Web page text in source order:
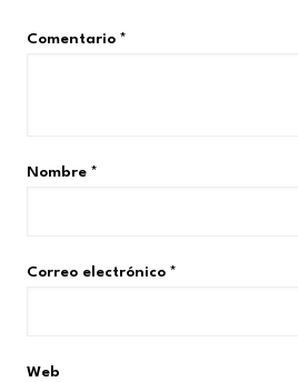
Comentario *
Nombre *
Correo electrónico *
Web